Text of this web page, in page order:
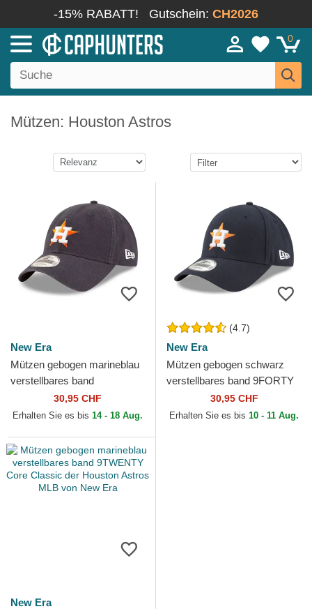
-15% RABATT! Gutschein: CH2026
0
Mützen: Houston Astros
New Era
Mützen gebogen marineblau
verstellbares band
9TWENTY Core Classic der
Houston Astros MLB von
30,95 CHF
Erhalten Sie es bis 14 - 18 Aug.
(4.7)
New Era
Mützen gebogen schwarz
verstellbares band 9FORTY
The League der Houston
Astros MLB von New Era
30,95 CHF
Erhalten Sie es bis 10 - 11 Aug.
New Era